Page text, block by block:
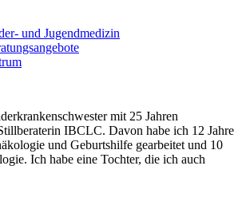
und Jugendmedizin
mit 25 Jahren
IBCLC. Davon habe ich 12 Jahre
und Geburtshilfe gearbeitet und 10
Ich habe eine Tochter, die ich auch